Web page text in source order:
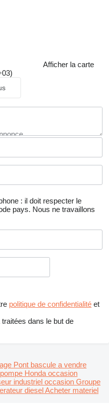
Afficher la carte
: il doit respecter le
pays. Nous ne travaillons
politique de confidentialité et
dans le but de
Pont bascule a vendre
Honda occasion
industriel occasion Groupe
dieselAcheter materiel